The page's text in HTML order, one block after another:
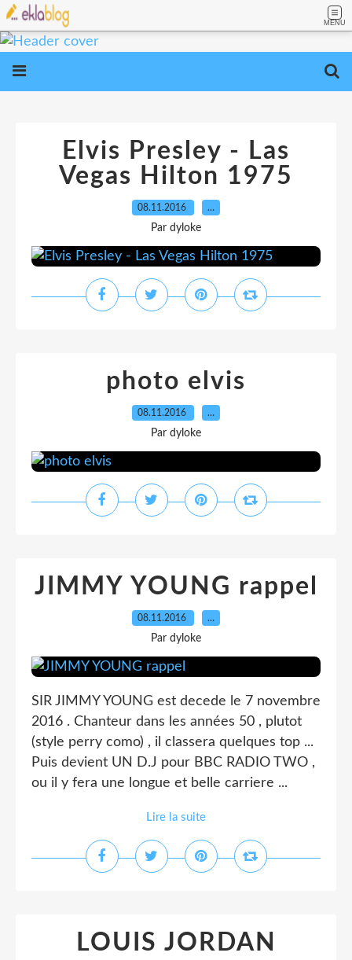
MENU
Elvis Presley - Las
Vegas Hilton 1975
08.11.2016 …
Par dyloke
photo elvis
08.11.2016 …
Par dyloke
JIMMY YOUNG rappel
08.11.2016 …
Par dyloke
SIR JIMMY YOUNG est decede le 7 novembre
2016 . Chanteur dans les années 50 , plutot
(style perry como) , il classera quelques top ...
Puis devient UN D.J pour BBC RADIO TWO ,
ou il y fera une longue et belle carriere ...
Lire la suite
LOUIS JORDAN